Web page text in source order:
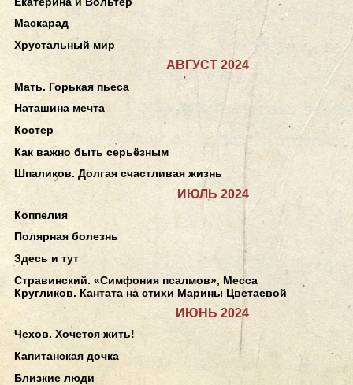
Маскарад
Хрустальный мир
АВГУСТ 2024
Мать. Горькая пьеса
Наташина мечта
Костер
Как важно быть серьёзным
Шпаликов. Долгая счастливая жизнь
ИЮЛЬ 2024
Коппелия
Полярная болезнь
Здесь и тут
Стравинский. «Симфония псалмов», Месса
Кругликов. Кантата на стихи Марины Цветаевой
ИЮНЬ 2024
Чехов. Хочется жить!
Капитанская дочка
Близкие люди